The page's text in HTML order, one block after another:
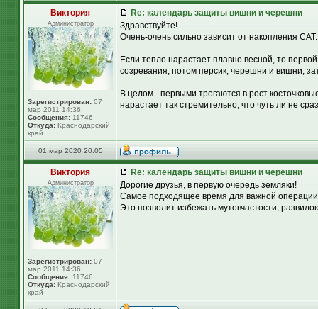
Виктория
Администратор
Зарегистрирован: 07
мар 2011 14:36
Сообщения: 11746
Откуда: Краснодарский
край
Re: календарь защиты вишни и черешни
Здравствуйте!
Очень-очень сильно зависит от накопления САТ.
Если тепло нарастает плавно весной, то
созревания, потом персик, черешни и вишни,
В целом - первыми трогаются в рост
нарастает так стремительно, что чуть ли не
01 мар 2020 20:05
Виктория
Администратор
Зарегистрирован: 07
мар 2011 14:36
Сообщения: 11746
Откуда: Краснодарский
край
Re: календарь защиты вишни и черешни
Дорогие друзья, в первую очередь земляки!
Самое подходящее время для важной
Это позволит избежать мутовчастости,